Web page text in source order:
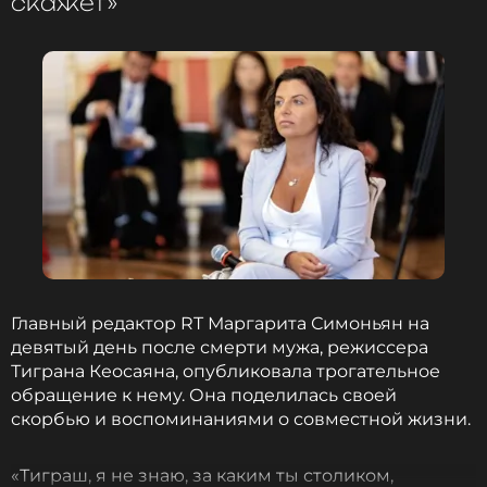
ПОДПИСАТЬСЯ
ССЫЛКА
Главный редактор RT Маргарита Симоньян на
девятый день после смерти мужа, режиссера
Тиграна Кеосаяна, опубликовала трогательное
обращение к нему. Она поделилась своей
скорбью и воспоминаниями о совместной жизни.
«Тиграш, я не знаю, за каким ты столиком,